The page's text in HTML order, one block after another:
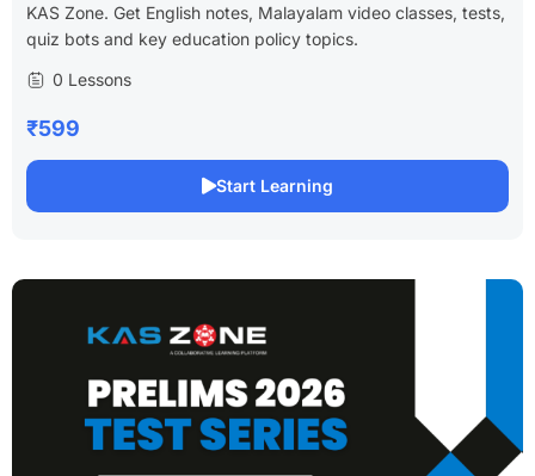
KAS Zone. Get English notes, Malayalam video classes, tests,
quiz bots and key education policy topics.
0 Lessons
₹599
Start Learning